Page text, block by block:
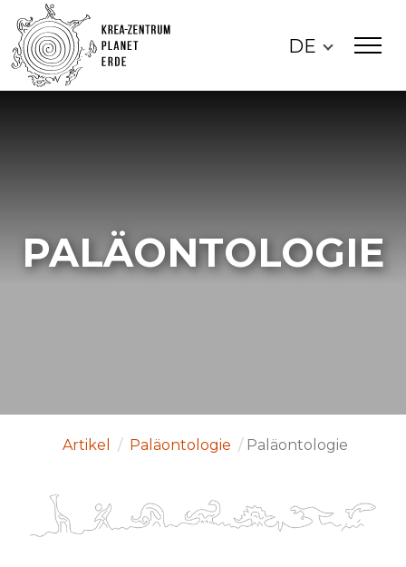
DE
PALÄONTOLOGIE
Artikel / Paläontologie / Paläontologie